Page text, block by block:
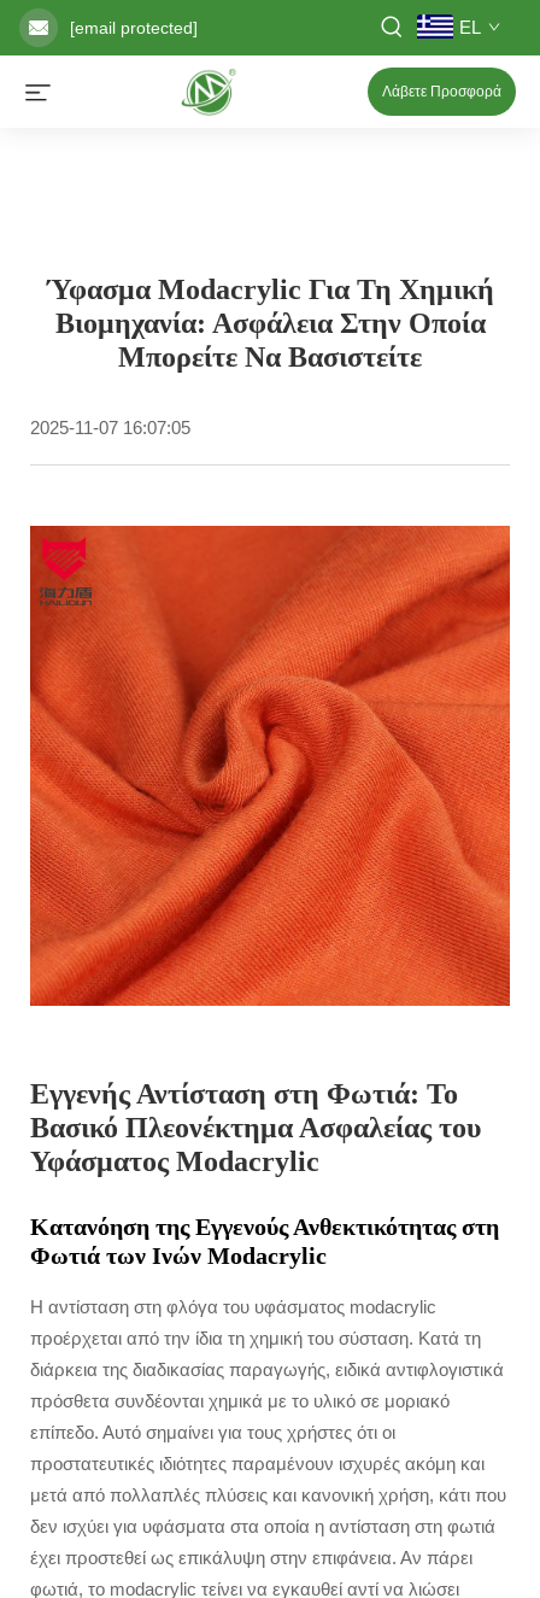
[email protected] EL
Λάβετε Προσφορά
Ύφασμα Modacrylic Για Τη Χημική
Βιομηχανία: Ασφάλεια Στην Οποία
Μπορείτε Να Βασιστείτε
2025-11-07 16:07:05
Εγγενής Αντίσταση στη Φωτιά: Το
Βασικό Πλεονέκτημα Ασφαλείας του
Υφάσματος Modacrylic
Κατανόηση της Εγγενούς Ανθεκτικότητας στη
Φωτιά των Ινών Modacrylic
Η αντίσταση στη φλόγα του υφάσματος modacrylic
προέρχεται από την ίδια τη χημική του σύσταση. Κατά τη
διάρκεια της διαδικασίας παραγωγής, ειδικά αντιφλογιστικά
πρόσθετα συνδέονται χημικά με το υλικό σε μοριακό
επίπεδο. Αυτό σημαίνει για τους χρήστες ότι οι
προστατευτικές ιδιότητες παραμένουν ισχυρές ακόμη και
μετά από πολλαπλές πλύσεις και κανονική χρήση, κάτι που
δεν ισχύει για υφάσματα στα οποία η αντίσταση στη φωτιά
έχει προστεθεί ως επικάλυψη στην επιφάνεια. Αν πάρει
φωτιά, το modacrylic τείνει να εγκαυθεί αντί να λιώσει